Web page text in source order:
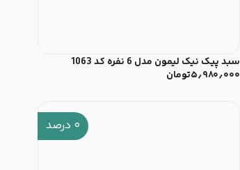
سبد پیک نیک لیمون مدل 6 نفره کد 1063
۵٫۹۸۰٫۰۰۰تومان
۰ درصد